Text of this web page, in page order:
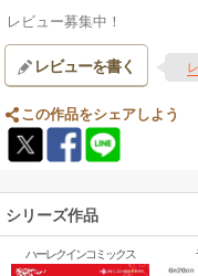
レビュー募集中！
レビューを書く
この作品をシェアしよう
シリーズ作品
ハーレクインコミックス